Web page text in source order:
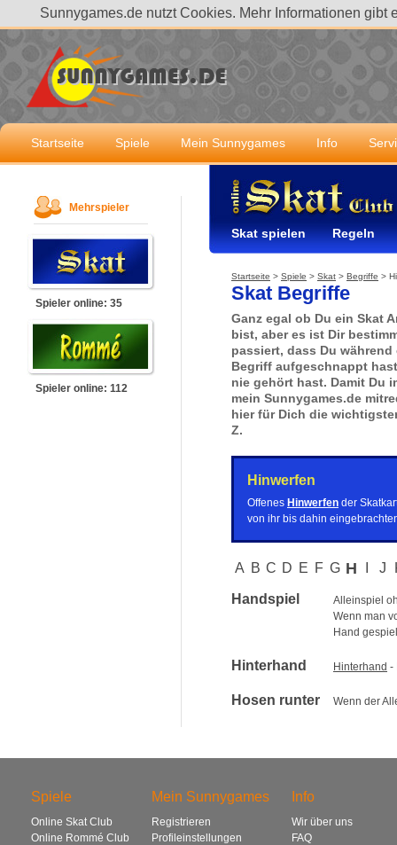
Sunnygames.de nutzt Cookies. Mehr Informationen gibt
Startseite Spiele Mein Sunnygames Info
Mehrspieler
Spieler online: 35
Spieler online: 112
Skat spielen Regeln
Startseite > Spiele > Skat > Begriffe >
Skat Begriffe
Ganz egal ob Du ein Skat
bist, aber es ist Dir
passiert, dass Du
Begriff aufgeschnappt
nie gehört hast. Damit Du
mein Sunnygames.de
hier für Dich die
Z.
Hinwerfen
Offenes Hinwerfen der
von ihr bis dahin
A B C D E F G H J
Handspiel
Alleinspiel
Wenn man
Hand
Hinterhand Hinterhand -
Hosen runter Wenn der
Spiele
Online Skat Club
Online Rommé Club
Mein Sunnygames
Registrieren
Profileinstellungen
Info
Wir über uns
FAQ